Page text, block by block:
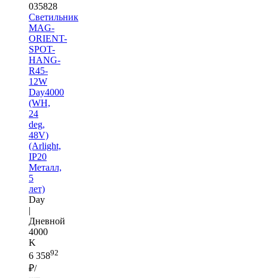
035828
Светильник
MAG-
ORIENT-
SPOT-
HANG-
R45-
12W
Day4000
(WH,
24
deg,
48V)
(Arlight,
IP20
Металл,
5
лет)
Day
|
Дневной
4000
K
6 35892
₽/